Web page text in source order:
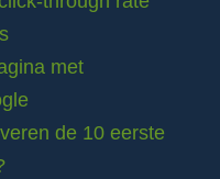
met
de 10 eerste